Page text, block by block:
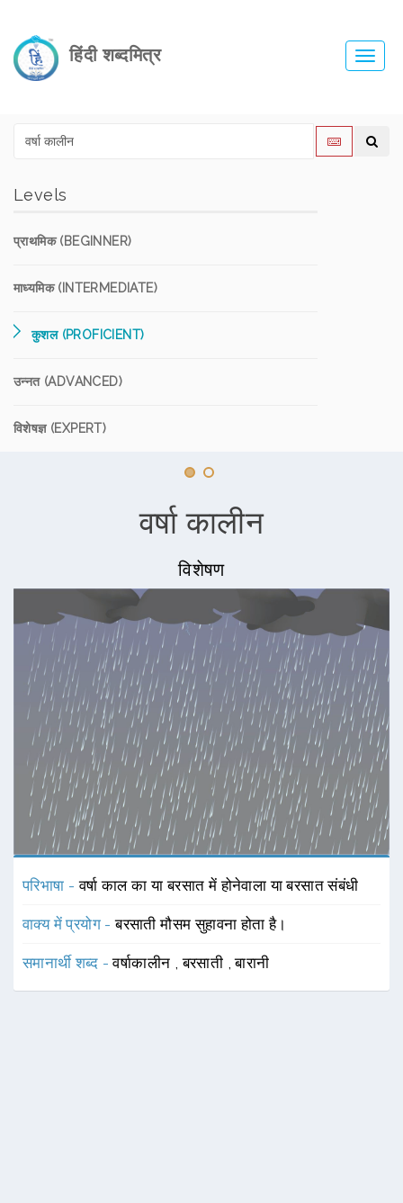
हिंदी शब्दमित्र
Levels
प्राथमिक (BEGINNER)
माध्यमिक (INTERMEDIATE)
कुशल (PROFICIENT)
उन्नत (ADVANCED)
विशेषज्ञ (EXPERT)
वर्षा कालीन
विशेषण
परिभाषा -वर्षा काल का या बरसात में होनेवाला या बरसात संबंधी
वाक्य में प्रयोग -बरसाती मौसम सुहावना होता है।
समानार्थी शब्द -वर्षाकालीन ,बरसाती ,बारानी